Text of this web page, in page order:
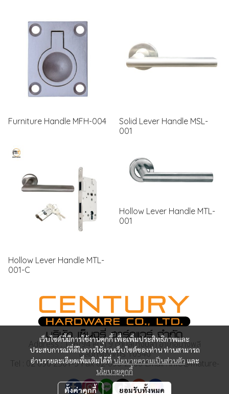
Furniture Handle MFH-004
Solid Lever Handle MSL-
001
Hollow Lever Handle MTL-
001-C
Hollow Lever Handle MTL-
001
เว็บไซต์นี้มีการใช้งานคุกกี้ เพื่อเพิ่มประสิทธิภาพและ
ประสบการณ์ที่ดีในการใช้งานเว็บไซต์ของท่าน ท่านสามารถ
อ่านรายละเอียดเพิ่มเติมได้ที่นโยบายความเป็นส่วนตัว และ
นโยบายคุกกี้
ตั้งค่าคุกกี้ ยอมรับทั้งหมด
Address : 116/94 หมู่ที่ 9 ตำบลบางปลา อำเภอบางพลี
จ.สมุทรปราการ 10540
Tel : 02 090 2501-5 Fax 02-090-2506 Email : info@mature-
lock.com